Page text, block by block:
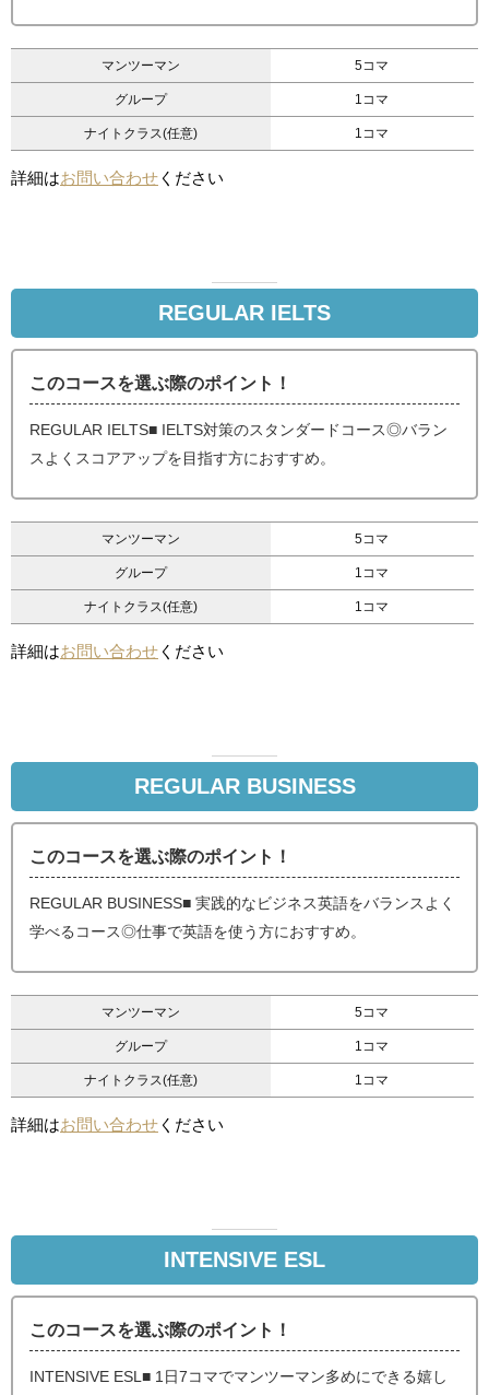
マンツーマン 5コマ
グループ 1コマ
ナイトクラス(任意) 1コマ
詳細はお問い合わせ ください
REGULAR IELTS
このコースを選ぶ際のポイント！
REGULAR IELTS■ IELTS対策のスタンダードコース◎バラン
スよくスコアアップを目指す方におすすめ。
マンツーマン 5コマ
グループ 1コマ
ナイトクラス(任意) 1コマ
詳細はお問い合わせ ください
REGULAR BUSINESS
このコースを選ぶ際のポイント！
REGULAR BUSINESS■ 実践的なビジネス英語をバランスよく
学べるコース◎仕事で英語を使う方におすすめ。
マンツーマン 5コマ
グループ 1コマ
ナイトクラス(任意) 1コマ
詳細はお問い合わせ ください
INTENSIVE ESL
このコースを選ぶ際のポイント！
INTENSIVE ESL■ 1日7コマでマンツーマン多めにできる嬉し